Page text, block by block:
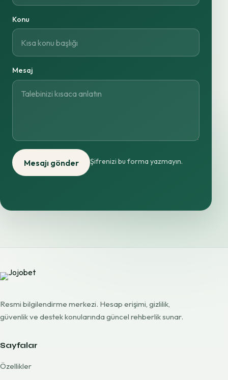
Konu
Mesaj
Mesajı gönder Şifrenizi bu forma yazmayın.
Resmi bilgilendirme merkezi. Hesap erişimi, gizlilik,
güvenlik ve destek konularında güncel rehberlik sunar.
Sayfalar
Özellikler